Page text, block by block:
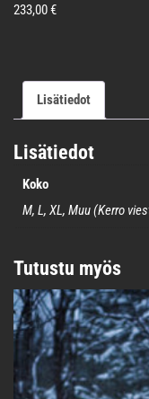
233,00€
Lisätiedot
Lisätiedot
Koko
M, L, XL, Muu (Kerro
Tutustu myös